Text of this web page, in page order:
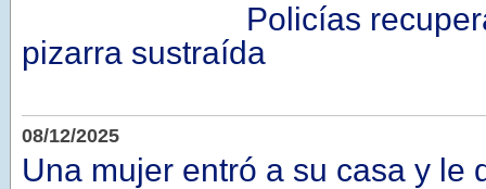
Policías
pizarra sustraída
08/12/2025
Una mujer entró a su casa y le